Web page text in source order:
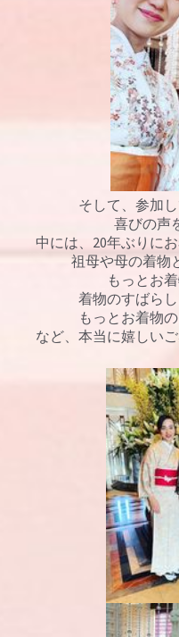
そして、参加
喜びの声
中には、20年ぶりに
祖母や母の着物
もっとお
着物のすばら
もっとお着物
など、本当に嬉しい